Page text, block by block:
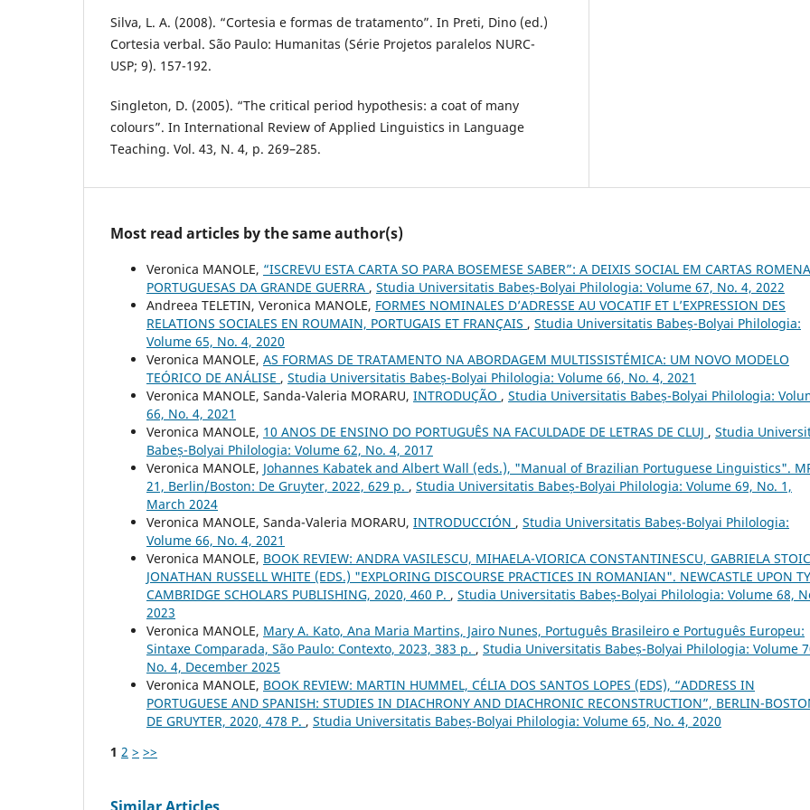
Silva, L. A. (2008). “Cortesia e formas de tratamento”. In Preti, Dino (ed.)
Cortesia verbal. São Paulo: Humanitas (Série Projetos paralelos NURC-
USP; 9). 157-192.
Singleton, D. (2005). “The critical period hypothesis: a coat of many
colours”. In International Review of Applied Linguistics in Language
Teaching. Vol. 43, N. 4, p. 269–285.
Most read articles by the same author(s)
Veronica MANOLE, “ISCREVU ESTA CARTA SO PARA BOSEMESE SABER”: A DEIXIS SOCIAL EM CARTAS
PORTUGUESAS DA GRANDE GUERRA , Studia Universitatis Babeș-Bolyai Philologia: Volume 67, No. 4, 2022
Andreea TELETIN, Veronica MANOLE, FORMES NOMINALES D’ADRESSE AU VOCATIF ET L’EXPRESSION DES
RELATIONS SOCIALES EN ROUMAIN, PORTUGAIS ET FRANÇAIS , Studia Universitatis Babeș-Bolyai Philologia:
Volume 65, No. 4, 2020
Veronica MANOLE, AS FORMAS DE TRATAMENTO NA ABORDAGEM MULTISSISTÉMICA: UM NOVO MODELO
TEÓRICO DE ANÁLISE , Studia Universitatis Babeș-Bolyai Philologia: Volume 66, No. 4, 2021
Veronica MANOLE, Sanda-Valeria MORARU, INTRODUÇÃO , Studia Universitatis Babeș-Bolyai Philologia:
66, No. 4, 2021
Veronica MANOLE, 10 ANOS DE ENSINO DO PORTUGUÊS NA FACULDADE DE LETRAS DE CLUJ , Studia
Babeș-Bolyai Philologia: Volume 62, No. 4, 2017
Veronica MANOLE, Johannes Kabatek and Albert Wall (eds.), "Manual of Brazilian Portuguese Linguistics".
21, Berlin/Boston: De Gruyter, 2022, 629 p. , Studia Universitatis Babeș-Bolyai Philologia: Volume 69, No. 1,
March 2024
Veronica MANOLE, Sanda-Valeria MORARU, INTRODUCCIÓN , Studia Universitatis Babeș-Bolyai Philologia:
Volume 66, No. 4, 2021
Veronica MANOLE, BOOK REVIEW: ANDRA VASILESCU, MIHAELA-VIORICA CONSTANTINESCU, GABRIELA
JONATHAN RUSSELL WHITE (EDS.) "EXPLORING DISCOURSE PRACTICES IN ROMANIAN". NEWCASTLE UPON
CAMBRIDGE SCHOLARS PUBLISHING, 2020, 460 P. , Studia Universitatis Babeș-Bolyai Philologia: Volume 68,
2023
Veronica MANOLE, Mary A. Kato, Ana Maria Martins, Jairo Nunes, Português Brasileiro e Português Europeu:
Sintaxe Comparada, São Paulo: Contexto, 2023, 383 p. , Studia Universitatis Babeș-Bolyai Philologia: Volume
No. 4, December 2025
Veronica MANOLE, BOOK REVIEW: MARTIN HUMMEL, CÉLIA DOS SANTOS LOPES (EDS), “ADDRESS IN
PORTUGUESE AND SPANISH: STUDIES IN DIACHRONY AND DIACHRONIC RECONSTRUCTION”, BERLIN-
DE GRUYTER, 2020, 478 P. , Studia Universitatis Babeș-Bolyai Philologia: Volume 65, No. 4, 2020
1 2 > >>